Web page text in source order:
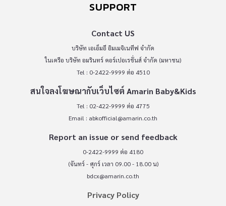
SUPPORT
Contact US
บริษัท เอเอ็มอี อิมเมจิเนทีฟ จำกัด
ในเครือ บริษัท อมรินทร์ คอร์เปอเรชั่นส์ จำกัด (มหาชน)
Tel : 0-2422-9999 ต่อ 4510
สนใจลงโฆษณากับเว็บไซต์ Amarin Baby&Kids
Tel : 02-422-9999 ต่อ 4775
Email : abkofficial@amarin.co.th
Report an issue or send feedback
0-2422-9999 ต่อ 4180
(จันทร์ - ศุกร์ เวลา 09.00 - 18.00 น)
bdcx@amarin.co.th
Privacy Policy